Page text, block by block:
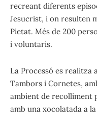
recreant diferents
Jesucrist, i on resulten
Pietat. Més de 200
i voluntaris.
La Processó es realitza
Tambors i Cornetes,
ambient de recolliment
amb una xocolatada a